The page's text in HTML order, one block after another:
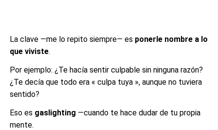
La clave —me lo repito siempre— es ponerle nombre a lo
que viviste.
Por ejemplo: ¿Te hacía sentir culpable sin ninguna razón?
¿Te decía que todo era « culpa tuya », aunque no tuviera
sentido?
Eso es gaslighting —cuando te hace dudar de tu propia
mente.